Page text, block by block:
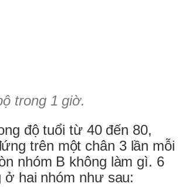
trong 1 giờ.
độ tuổi từ 40 đến 80,
trên một chân 3 lần mỗi
nhóm B không làm gì. 6
hai nhóm như sau: